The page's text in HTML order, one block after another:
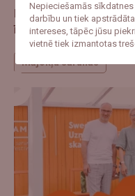
Dārzs kā vēl viena
īstais laiks sākt?
Mājokļu sarunas
Nepieciešamās
darbību un tiek
intereses, tāpēc jūsu
vietnē tiek izmantotas